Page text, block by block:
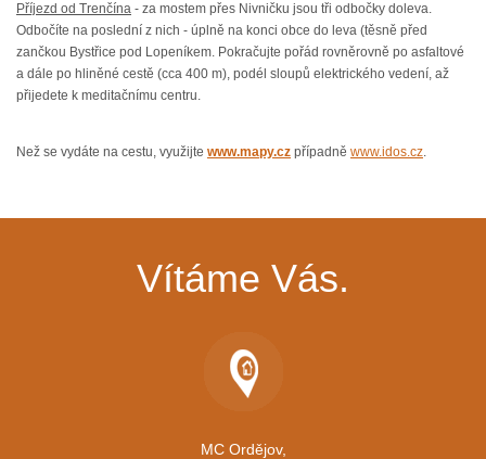
Příjezd od Trenčína - za mostem přes Nivničku jsou tři odbočky doleva.
Odbočíte na poslední z nich - úplně na konci obce do leva (těsně před
zančkou Bystřice pod Lopeníkem. Pokračujte pořád rovněrovně po asfaltové
a dále po hliněné cestě (cca 400 m), podél sloupů elektrického vedení, až
přijedete k meditačnímu centru.
Než se vydáte na cestu, využijte www.mapy.cz případně www.idos.cz.
Vítáme Vás.
MC Ordějov,